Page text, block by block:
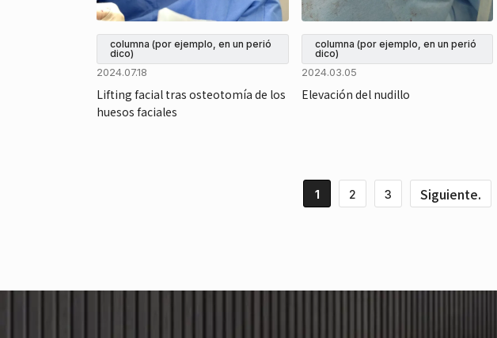
columna (por ejemplo, en un perió
dico)
2024.07.18
Lifting facial tras osteotomía de los
huesos faciales
columna (por ejemplo, en un perió
dico)
2024.03.05
Elevación del nudillo
1 2 3 Siguiente.